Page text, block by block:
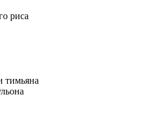
риса
тимьяна